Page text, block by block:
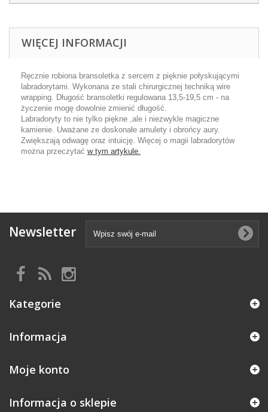
WIĘCEJ INFORMACJI
Ręcznie robiona bransoletka z sercem z pięknie połyskującymi
labradorytami. Wykonana ze stali chirurgicznej techniką wire
wrapping. Długość bransoletki regulowana 13,5-19,5 cm - na
życzenie mogę dowolnie zmienić długość.
Labradoryty to nie tylko piękne ,ale i niezwykle magiczne
kamienie. Uważane ze doskonałe amulety i obrońcy aury.
Zwiększają odwagę oraz intuicję. Więcej o magii labradorytów
można przeczytać w tym artykule.
Newsletter
Kategorie
Informacja
Moje konto
Informacja o sklepie